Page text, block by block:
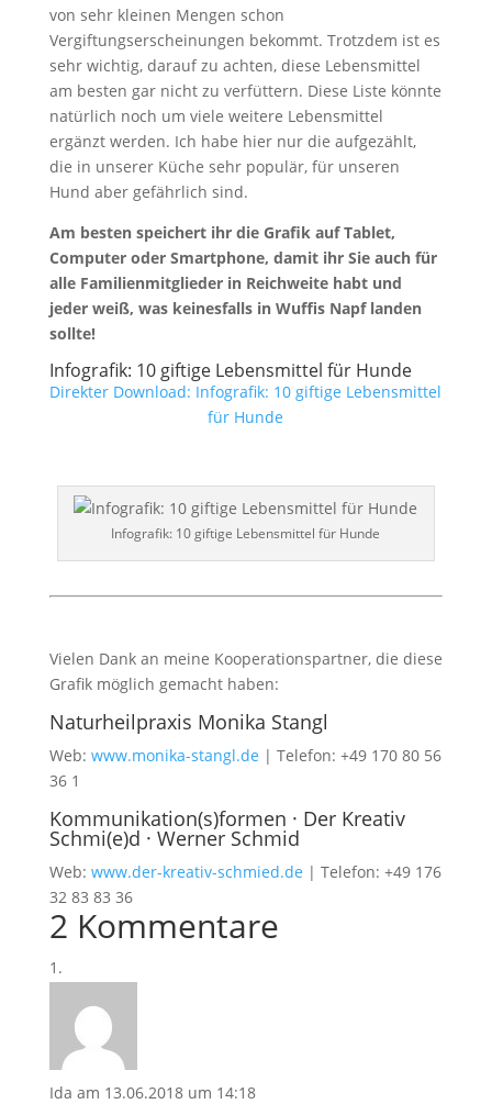
von sehr kleinen Mengen schon
Vergiftungserscheinungen bekommt. Trotzdem ist es
sehr wichtig, darauf zu achten, diese Lebensmittel
am besten gar nicht zu verfüttern. Diese Liste könnte
natürlich noch um viele weitere Lebensmittel
ergänzt werden. Ich habe hier nur die aufgezählt,
die in unserer Küche sehr populär, für unseren
Hund aber gefährlich sind.
Am besten speichert ihr die Grafik auf Tablet,
Computer oder Smartphone, damit ihr Sie auch für
alle Familienmitglieder in Reichweite habt und
jeder weiß, was keinesfalls in Wuffis Napf landen
sollte!
Infografik: 10 giftige Lebensmittel für Hunde
Direkter Download: Infografik: 10 giftige Lebensmittel
für Hunde
Infografik: 10 giftige Lebensmittel für Hunde
Vielen Dank an meine Kooperationspartner, die diese
Grafik möglich gemacht haben:
Naturheilpraxis Monika Stangl
Web: www.monika-stangl.de | Telefon: +49 170 80 56
36 1
Kommunikation(s)formen · Der Kreativ
Schmi(e)d · Werner Schmid
Web: www.der-kreativ-schmied.de | Telefon: +49 176
32 83 83 36
2 Kommentare
Ida am 13.06.2018 um 14:18